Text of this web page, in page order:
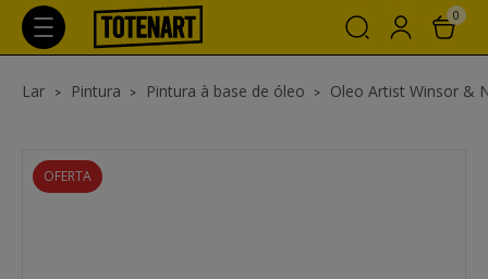
0
Lar Pintura Pintura à base de óleo Oleo Artist Winsor &
OFERTA